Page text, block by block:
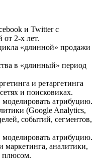
и Twitter с
от 2-х лет.
«длинной» продажи
в «длинный» период
и ретаргетинга
и поисковиках.
атрибуцию.
(Google Analytics,
событий, сегментов,
атрибуцию.
маркетинга, аналитики,
плюсом.